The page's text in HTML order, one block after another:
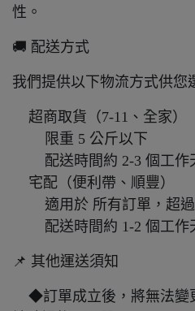
性。
🚚 配送方式
我們提供以下物流方式供您
超商取貨（7-11、全家）
限重 5 公斤以下
配送時間約 2-3 個工作
宅配（便利帶、順豐）
適用於 所有訂單，超過
配送時間約 1-2 個工作
📌 其他運送須知
◆訂單成立後，將無法變